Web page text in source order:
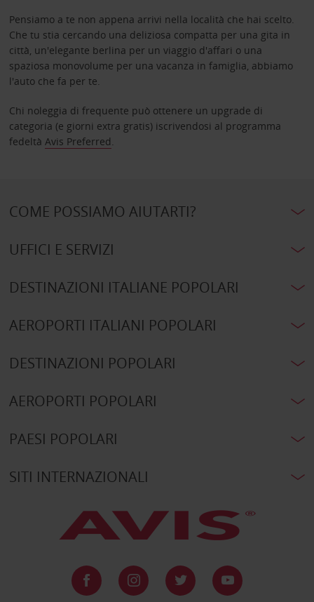
Pensiamo a te non appena arrivi nella località che hai scelto.
Che tu stia cercando una deliziosa compatta per una gita in
città, un'elegante berlina per un viaggio d'affari o una
spaziosa monovolume per una vacanza in famiglia, abbiamo
l'auto che fa per te.
Chi noleggia di frequente può ottenere un upgrade di
categoria (e giorni extra gratis) iscrivendosi al programma
fedeltà Avis Preferred.
COME POSSIAMO AIUTARTI?
UFFICI E SERVIZI
DESTINAZIONI ITALIANE POPOLARI
AEROPORTI ITALIANI POPOLARI
DESTINAZIONI POPOLARI
AEROPORTI POPOLARI
PAESI POPOLARI
SITI INTERNAZIONALI